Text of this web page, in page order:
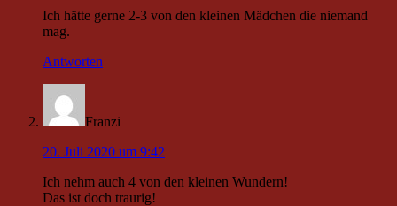
Ich hätte gerne 2-3 von den kleinen Mädchen die niemand
mag.
Antworten
Franzi
20. Juli 2020 um 9:42
Ich nehm auch 4 von den kleinen Wundern!
Das ist doch traurig!